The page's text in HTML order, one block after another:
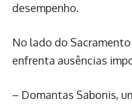
desempenho.
No lado do
enfrenta ausências
– Domantas Sabonis,